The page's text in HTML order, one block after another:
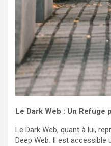
Le Dark Web : Un Refuge
Le Dark Web, quant à lui,
Deep Web. Il est accessible